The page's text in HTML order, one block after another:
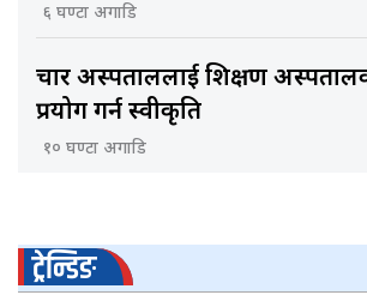
६ घण्टा अगाडि
चार अस्पताललाई शिक्षण
प्रयोग गर्न स्वीकृति
१० घण्टा अगाडि
ट्रेन्डिङ